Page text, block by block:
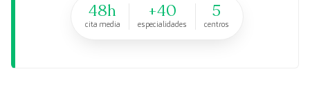
48h
cita media
+40
especialidades
5
centros